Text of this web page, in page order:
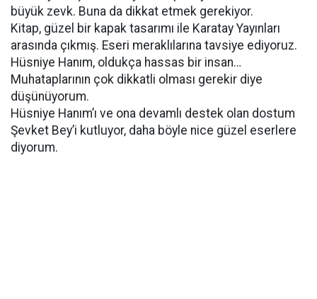
büyük zevk. Buna da dikkat etmek gerekiyor.
Kitap, güzel bir kapak tasarımı ile Karatay Yayınları
arasında çıkmış. Eseri meraklılarına tavsiye ediyoruz.
Hüsniye Hanım, oldukça hassas bir insan…
Muhataplarının çok dikkatli olması gerekir diye
düşünüyorum.
Hüsniye Hanım’ı ve ona devamlı destek olan dostum
Şevket Bey’i kutluyor, daha böyle nice güzel eserlere
diyorum.